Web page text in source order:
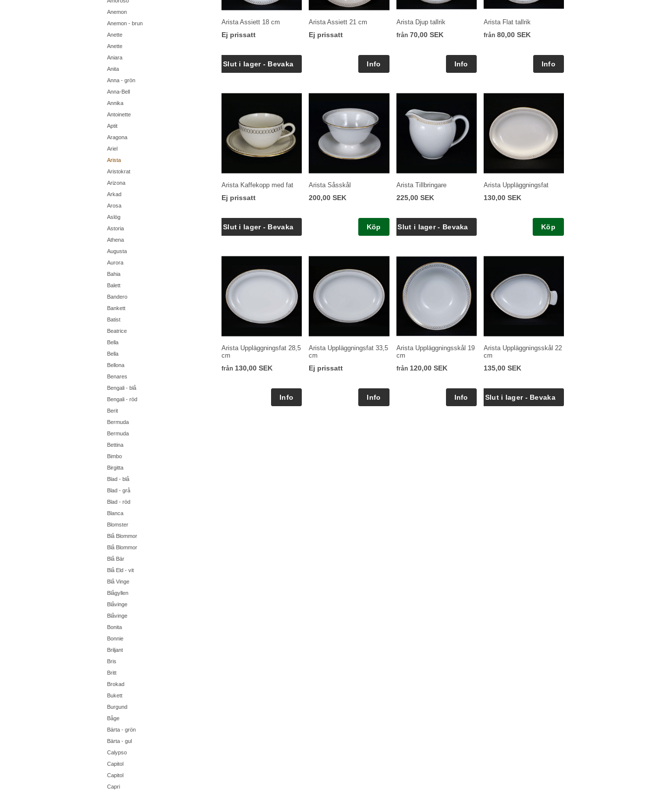
Anemon
Anemon - brun
Anette
Anette
Aniara
Anita
Anna - grön
Anna-Bell
Annika
Antoinette
Aptit
Aragona
Ariel
Arista
Aristokrat
Arizona
Arkad
Arosa
Aslög
Astoria
Athena
Augusta
Aurora
Bahia
Balett
Bandero
Bankett
Batist
Beatrice
Bella
Bella
Bellona
Benares
Bengali - blå
Bengali - röd
Berit
Bermuda
Bermuda
Bettina
Bimbo
Birgitta
Blad - blå
Blad - grå
Blad - röd
Blanca
Blomster
Blå Blommor
Blå Blommor
Blå Bär
Blå Eld - vit
Blå Vinge
Blågyllen
Blåvinge
Blåvinge
Bonita
Bonnie
Briljant
Bris
Britt
Brokad
Bukett
Burgund
Båge
Bärta - grön
Bärta - gul
Calypso
Capitol
Capitol
Capri
Arista Assiett 18 cm
Ej prissatt
Arista Assiett 21 cm
Ej prissatt
Arista Djup tallrik
från70,00 SEK
Arista Flat tallrik
från80,00 SEK
Arista Kaffekopp med fat
Ej prissatt
Arista Såsskål
200,00 SEK
Köp
Arista Tillbringare
225,00 SEK
Arista Uppläggningsfat
130,00 SEK
Köp
Arista Uppläggningsfat 28,5
cm
från 130,00 SEK
Arista Uppläggningsfat 33,5
cm
Ej prissatt
Arista Uppläggningsskål 19
cm
från120,00 SEK
Arista Uppläggningsskål 22
cm
135,00 SEK